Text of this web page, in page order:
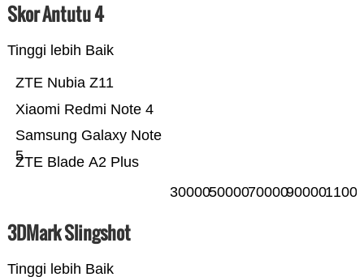
Skor Antutu 4
Tinggi lebih Baik
ZTE Blade A2 Plus
Samsung Galaxy Note
5
Xiaomi Redmi Note 4
ZTE Nubia Z11
30000500007000090000
3DMark Slingshot
Tinggi lebih Baik